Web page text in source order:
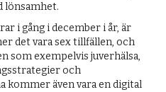
lönsamhet.
i gång i december i år, är
det vara sex tillfällen, och
som exempelvis juverhälsa,
och
kommer även vara en digital